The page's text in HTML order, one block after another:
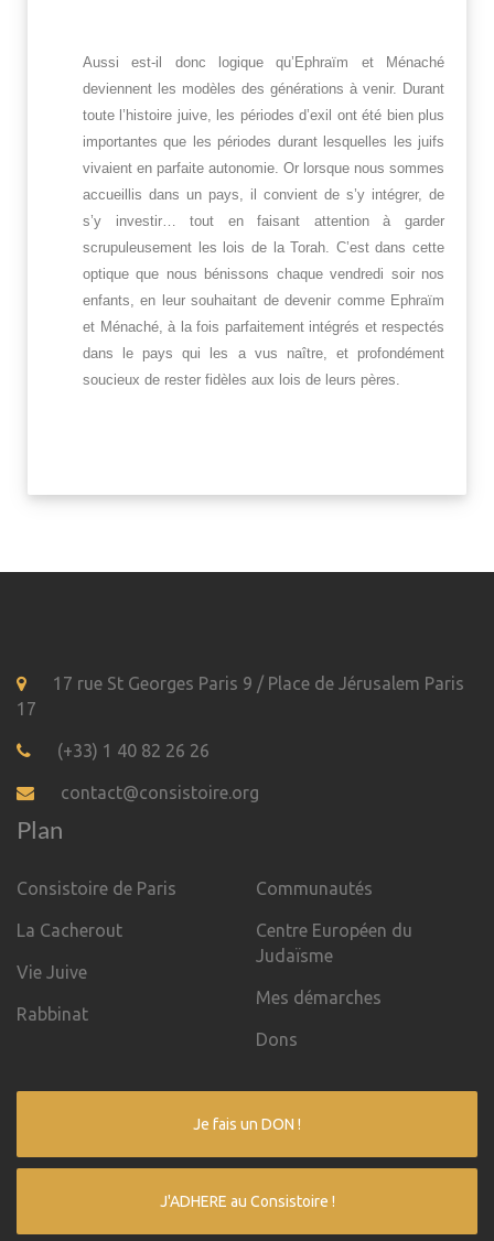
Aussi est-il donc logique qu’Ephraïm et Ménaché
deviennent les modèles des générations à venir. Durant
toute l’histoire juive, les périodes d’exil ont été bien plus
importantes que les périodes durant lesquelles les juifs
vivaient en parfaite autonomie. Or lorsque nous sommes
accueillis dans un pays, il convient de s’y intégrer, de
s’y investir… tout en faisant attention à garder
scrupuleusement les lois de la Torah. C’est dans cette
optique que nous bénissons chaque vendredi soir nos
enfants, en leur souhaitant de devenir comme Ephraïm
et Ménaché, à la fois parfaitement intégrés et respectés
dans le pays qui les a vus naître, et profondément
soucieux de rester fidèles aux lois de leurs pères.
17 rue St Georges Paris 9 / Place de Jérusalem Paris
17
(+33) 1 40 82 26 26
contact@consistoire.org
Plan
Consistoire de Paris
La Cacherout
Vie Juive
Rabbinat
Communautés
Centre Européen du
Judaïsme
Mes démarches
Dons
Je fais un DON !
J'ADHERE au Consistoire !